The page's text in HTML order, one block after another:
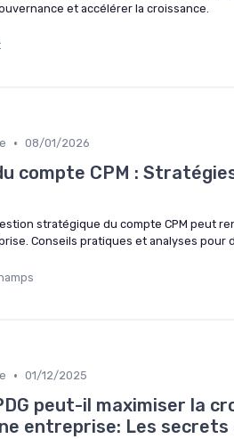
et accélérer la croissance.
• 08/01/2026
compte CPM :
stratégique du compte CPM peut
Conseils pratiques et analyses pour
• 01/12/2025
peut-il maximiser la
entreprise: Les